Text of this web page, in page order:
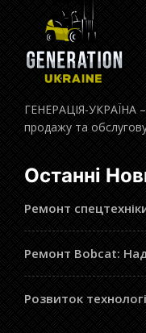
ГЕНЕРАЦІЯ-УКРАЇНА –
продажу та
Останні
Ремонт
Ремонт Bobcat:
Розвиток